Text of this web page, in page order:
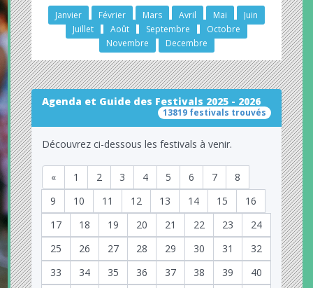
Janvier Février Mars Avril Mai
Juin
Juillet
Août Septembre
Octobre
Novembre
Decembre
Agenda et Guide des Festivals 2025 - 2026
13819 festivals trouvés
Découvrez ci-dessous les festivals à venir.
« 1 2 3 4 5 6 7
8
9
10 11 12 13 14 15
16
17
18 19 20 21 22 23
24
25
26 27 28 29 30 31
32
33
34 35 36 37 38 39
40